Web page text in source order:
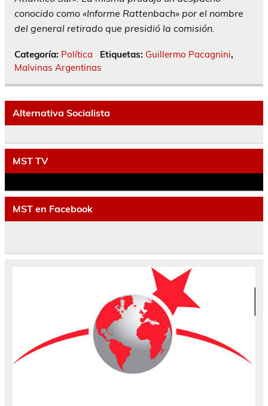
conocido como «Informe Rattenbach» por el nombre
del general retirado que presidió la comisión.
Categoría: Política Etiquetas: Guillermo Pacagnini,
Malvinas Argentinas
Alternativa Socialista
MST TV
MST en Facebook